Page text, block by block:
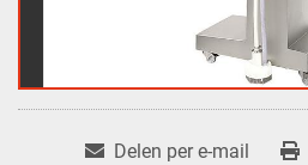
Delen per e-mail